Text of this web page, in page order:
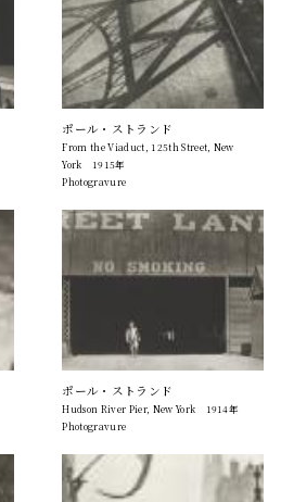
ポール・ストランド
From the Viaduct, 125th Street, New
York 1915年
Photogravure
ポール・ストランド
Hudson River Pier, New York 1914年
Photogravure